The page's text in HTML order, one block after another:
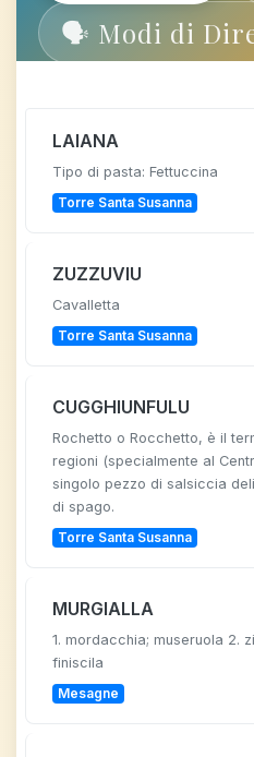
🗣️ Modi di
LAIANA
Tipo di pasta: Fettuccina
Torre Santa Susanna
ZUZZUVIU
Cavalletta
Torre Santa Susanna
CUGGHIUNFULU
Rochetto o Rocchetto, è il
regioni (specialmente al
singolo pezzo di salsiccia
di spago.
Torre Santa Susanna
MURGIALLA
1. mordacchia; museruola 2.
finiscila
Mesagne